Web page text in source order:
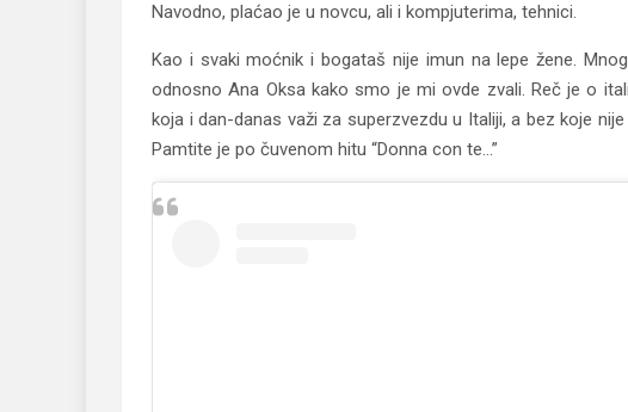
Navodno, plaćao je u novcu, ali i kompjuterima, tehnici.
Kao i svaki moćnik i bogataš nije imun na lepe žene.
odnosno Ana Oksa kako smo je mi ovde zvali. Reč je o
koja i dan-danas važi za superzvezdu u Italiji, a bez koje
Pamtite je po čuvenom hitu “Donna con te…”